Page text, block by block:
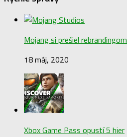
Mojang si prešiel rebrandingom
18 máj, 2020
Xbox Game Pass opustí 5 hier